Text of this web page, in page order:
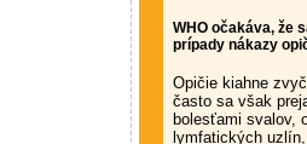
WHO očakáva, že
prípady nákazy
Opičie kiahne
často sa však
bolesťami svalov,
lymfatických